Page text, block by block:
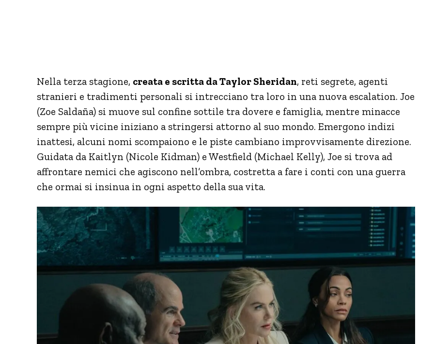
Nella terza stagione, creata e scritta da Taylor Sheridan, reti segrete, agenti
stranieri e tradimenti personali si intrecciano tra loro in una nuova escalation. Joe
(Zoe Saldaña) si muove sul confine sottile tra dovere e famiglia, mentre minacce
sempre più vicine iniziano a stringersi attorno al suo mondo. Emergono indizi
inattesi, alcuni nomi scompaiono e le piste cambiano improvvisamente direzione.
Guidata da Kaitlyn (Nicole Kidman) e Westfield (Michael Kelly), Joe si trova ad
affrontare nemici che agiscono nell’ombra, costretta a fare i conti con una guerra
che ormai si insinua in ogni aspetto della sua vita.